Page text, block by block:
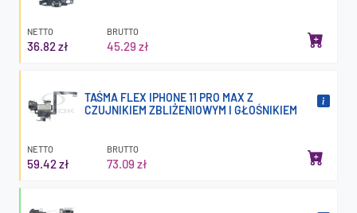
NETTO
36.82 zł
BRUTTO
45.29 zł
TAŚMA FLEX IPHONE 11 PRO MAX Z
CZUJNIKIEM ZBLIŻENIOWYM I GŁOŚNIKIEM
NETTO
59.42 zł
BRUTTO
73.09 zł